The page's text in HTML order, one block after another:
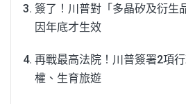
簽了！川普對「多晶矽及衍
因年底才生效
再戰最高法院！川普簽署2項
權、生育旅遊